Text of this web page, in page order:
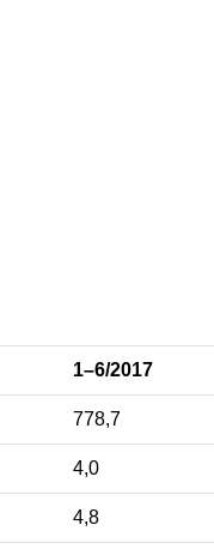
1–6/2017
778,7
4,0
4,8